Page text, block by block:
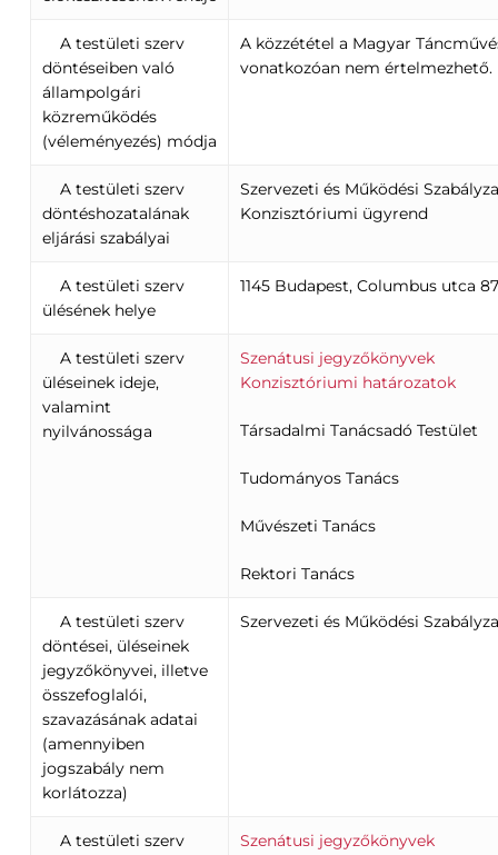
A testületi szerv
döntéseiben való
állampolgári
közreműködés
(véleményezés) módja
A közzététel a Magyar
vonatkozóan nem értelmezhető.
A testületi szerv
döntéshozatalának
eljárási szabályai
Szervezeti és Működési
Konzisztóriumi ügyrend
A testületi szerv
ülésének helye
1145 Budapest, Columbus utca
A testületi szerv
üléseinek ideje,
valamint
nyilvánossága
Szenátusi jegyzőkönyvek
Konzisztóriumi határozatok
Társadalmi Tanácsadó Testület
Tudományos Tanács
Művészeti Tanács
Rektori Tanács
A testületi szerv
döntései, üléseinek
jegyzőkönyvei, illetve
összefoglalói,
szavazásának adatai
(amennyiben
jogszabály nem
korlátozza)
Szervezeti és Működési
A testületi szerv
Szenátusi jegyzőkönyvek